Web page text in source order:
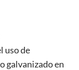
uso de
galvanizado en